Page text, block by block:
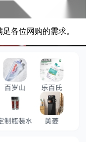
各位网购的需求。